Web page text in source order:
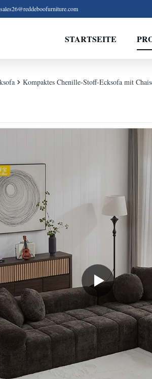
sales26@reddeboofurniture.com
STARTSEITE
Kompaktes Chenille-Stoff-Ecksofa mit